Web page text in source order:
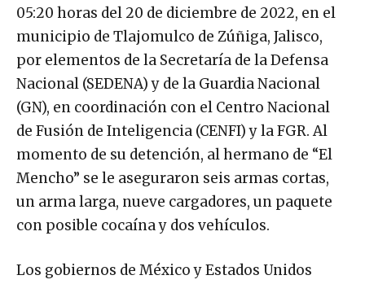
05:20 horas del 20 de diciembre de 2022, en el
municipio de Tlajomulco de Zúñiga, Jalisco,
por elementos de la Secretaría de la Defensa
Nacional (SEDENA) y de la Guardia Nacional
(GN), en coordinación con el Centro Nacional
de Fusión de Inteligencia (CENFI) y la FGR. Al
momento de su detención, al hermano de “El
Mencho” se le aseguraron seis armas cortas,
un arma larga, nueve cargadores, un paquete
con posible cocaína y dos vehículos.
Los gobiernos de México y Estados Unidos